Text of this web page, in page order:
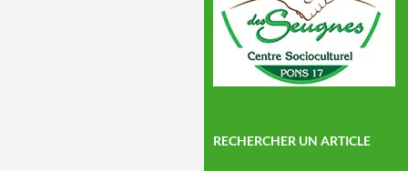
RECHERCHER UN ARTICLE